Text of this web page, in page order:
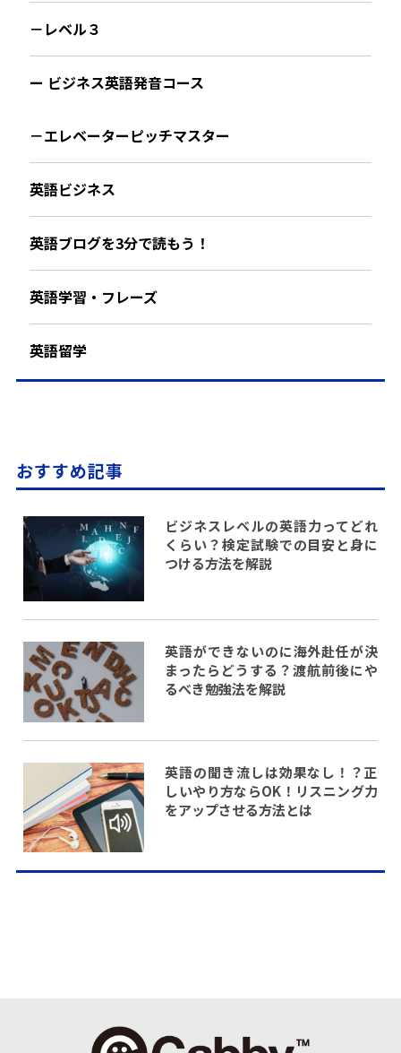
－レベル３
ー ビジネス英語発音コース
－エレベーターピッチマスター
英語ビジネス
英語ブログを3分で読もう！
英語学習・フレーズ
英語留学
おすすめ記事
ビジネスレベルの英語力ってどれ
くらい？検定試験での目安と身に
つける方法を解説
英語ができないのに海外赴任が決
まったらどうする？渡航前後にや
るべき勉強法を解説
英語の聞き流しは効果なし！？正
しいやり方ならOK！リスニング力
をアップさせる方法とは